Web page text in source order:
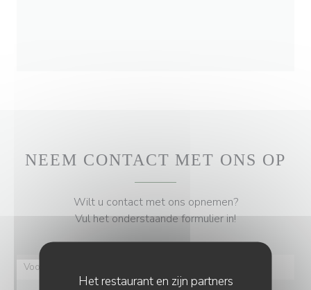
Het restaurant en zijn partners
NEEM CONTACT MET ONS OP
Wilt u contact met ons opnemen?
Vul het onderstaande formulier in!